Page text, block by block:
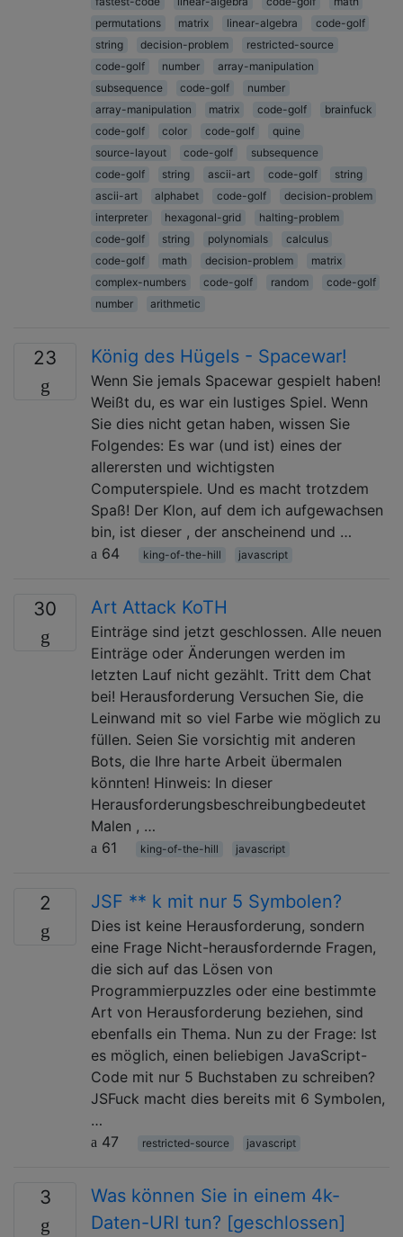
permutations
matrix linear-algebra
code-golf
string
decision-problem
restricted-source
code-golf
number
array-manipulation
subsequence
code-golf
number
array-manipulation
matrix code-golf
brainfuck
code-golf
color code-golf
quine
source-layout
code-golf
subsequence
code-golf
string ascii-art code-golf
string
ascii-art
alphabet code-golf
decision-problem
interpreter
hexagonal-grid
halting-problem
code-golf
string polynomials
calculus
code-golf
math decision-problem
matrix
complex-numbers
code-golf random
code-golf
number
arithmetic
23 König des Hügels - Spacewar!
Wenn Sie jemals Spacewar gespielt haben!
Weißt du, es war ein lustiges Spiel. Wenn
Sie dies nicht getan haben, wissen Sie
Folgendes: Es war (und ist) eines der
allerersten und wichtigsten
Computerspiele. Und es macht trotzdem
Spaß! Der Klon, auf dem ich aufgewachsen
bin, ist dieser , der anscheinend und …
64
king-of-the-hill javascript
30 Art Attack KoTH
Einträge sind jetzt geschlossen. Alle neuen
Einträge oder Änderungen werden im
letzten Lauf nicht gezählt. Tritt dem Chat
bei! Herausforderung Versuchen Sie, die
Leinwand mit so viel Farbe wie möglich zu
füllen. Seien Sie vorsichtig mit anderen
Bots, die Ihre harte Arbeit übermalen
könnten! Hinweis: In dieser
Herausforderungsbeschreibungbedeutet
Malen , …
61
king-of-the-hill javascript
2 JSF ** k mit nur 5 Symbolen?
Dies ist keine Herausforderung, sondern
eine Frage Nicht-herausfordernde Fragen,
die sich auf das Lösen von
Programmierpuzzles oder eine bestimmte
Art von Herausforderung beziehen, sind
ebenfalls ein Thema. Nun zu der Frage: Ist
es möglich, einen beliebigen JavaScript-
Code mit nur 5 Buchstaben zu schreiben?
JSFuck macht dies bereits mit 6 Symbolen,
…
47
restricted-source javascript
3
Was können Sie in einem 4k-
Daten-URI tun? [geschlossen]